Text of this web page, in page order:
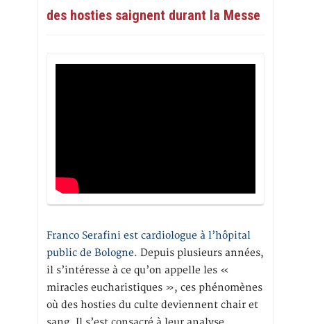
des hosties saignent durant la Messe
Franco Serafini est cardiologue à l’hôpital
public de Bologne. Depuis plusieurs années,
il s’intéresse à ce qu’on appelle les «
miracles eucharistiques », ces phénomènes
où des hosties du culte deviennent chair et